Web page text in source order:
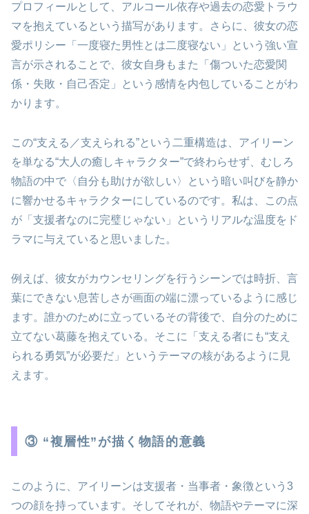
プロフィールとして、アルコール依存や過去の恋愛トラウ
マを抱えているという描写があります。さらに、彼女の恋
愛ポリシー「一度寝た男性とは二度寝ない」という強い宣
言が示されることで、彼女自身もまた「傷ついた恋愛関
係・失敗・自己否定」という感情を内包していることがわ
かります。
この“支える／支えられる”という二重構造は、アイリーン
を単なる“大人の癒しキャラクター”で終わらせず、むしろ
物語の中で〈自分も助けが欲しい〉という暗い叫びを静か
に響かせるキャラクターにしているのです。私は、この点
が「支援者なのに完璧じゃない」というリアルな温度をド
ラマに与えていると思いました。
例えば、彼女がカウンセリングを行うシーンでは時折、言
葉にできない息苦しさが画面の端に漂っているように感じ
ます。誰かのために立っているその背後で、自分のために
立てない葛藤を抱えている。そこに「支える者にも“支え
られる勇気”が必要だ」というテーマの核があるように見
えます。
③ “複層性”が描く物語的意義
このように、アイリーンは支援者・当事者・象徴という3
つの顔を持っています。そしてそれが、物語やテーマに深